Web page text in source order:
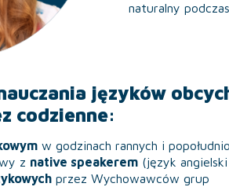
naturalny
języków
codzienne:
w godzinach rannych i
z native speakerem (język
przez Wychowawców grup